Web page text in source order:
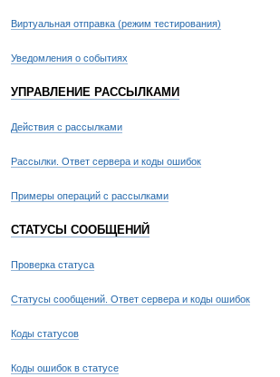
Виртуальная отправка (режим тестирования)
Уведомления о событиях
УПРАВЛЕНИЕ РАССЫЛКАМИ
Действия с рассылками
Рассылки. Ответ сервера и коды ошибок
Примеры операций с рассылками
СТАТУСЫ СООБЩЕНИЙ
Проверка статуса
Статусы сообщений. Ответ сервера и коды ошибок
Коды статусов
Коды ошибок в статусе